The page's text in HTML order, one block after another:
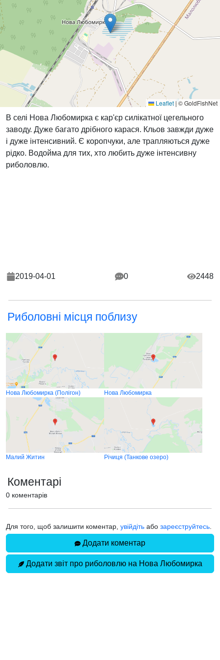
Leaflet | © GoldFishNet
В селі Нова Любомирка є кар'єр силікатної цегельного
заводу. Дуже багато дрібного карася. Кльов завжди дуже
і дуже інтенсивний. Є коропчуки, але трапляються дуже
рідко. Водойма для тих, хто любить дуже інтенсивну
риболовлю.
2019-04-01 0 2448
Риболовні місця поблизу
Нова Любомирка (Полігон) Нова Любомирка
Малий Житин Річиця (Танкове озеро)
Коментарі
0 коментарів
Для того, щоб залишити коментар, увійдіть або зареєструйтесь
Додати коментар
Додати звіт про риболовлю на Нова Любомирка